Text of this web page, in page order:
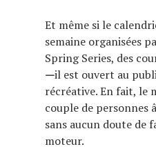
Et même si le
semaine organisées
Spring Series, des
—il est ouvert au
récréative. En fait, le
couple de personnes
sans aucun doute de
moteur.